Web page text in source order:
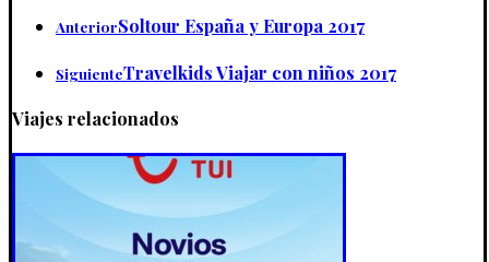
AnteriorSoltour España y Europa 2017
SiguienteTravelkids Viajar con niños 2017
Viajes relacionados